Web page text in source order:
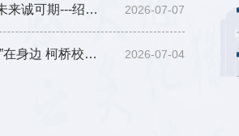
倾情传薪火 未来诚可期---绍兴大学沪新校友会联谊活动圆满举行 2026-07-07
守护生命 “救”在身边 柯桥校友会暑期急救科普公益讲座暖心开讲 2026-07-04